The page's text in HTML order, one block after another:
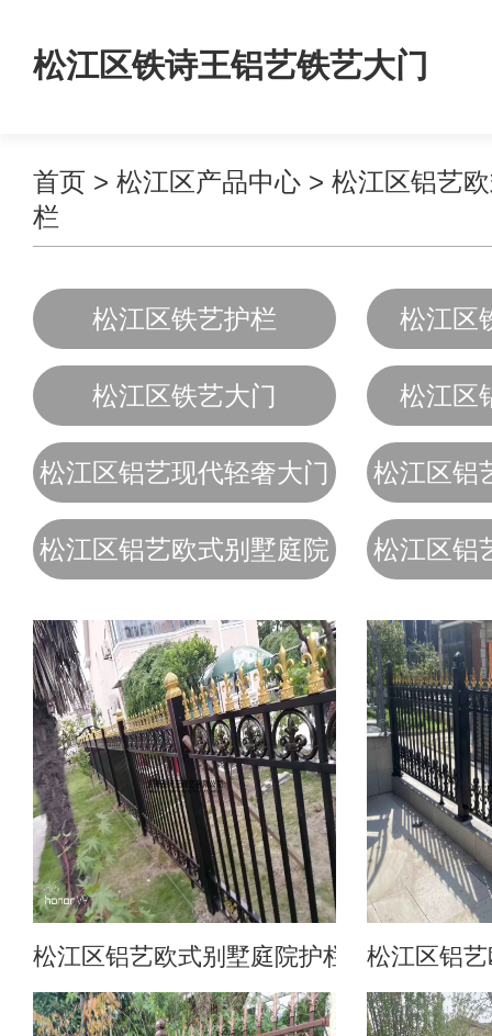
松江区铁诗王铝艺铁艺大门
首页 > 松江区产品中心 > 松江区铝艺
栏
松江区铁艺护栏 松江区
松江区铁艺大门 松江区
松江区铝艺现代轻奢大门 松江区铝
松江区铝艺欧式别墅庭院 松江区铝
松江区铝艺欧式别墅庭院护栏 松江区铝